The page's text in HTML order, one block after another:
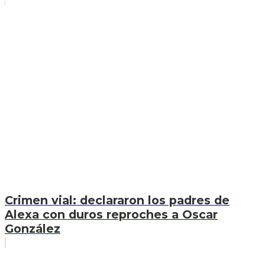
Crimen vial: declararon los padres de
Alexa con duros reproches a Oscar
González